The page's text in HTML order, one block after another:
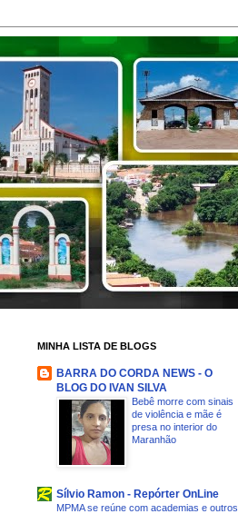
MINHA LISTA DE BLOGS
BARRA DO CORDA NEWS - O
BLOG DO IVAN SILVA
Bebê morre com sinais
de violência e mãe é
presa no interior do
Maranhão
Sílvio Ramon - Repórter OnLine
MPMA se reúne com academias e outros